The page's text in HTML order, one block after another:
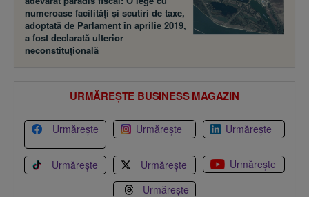
numeroase facilităţi şi scutiri de taxe,
adoptată de Parlament în aprilie 2019,
a fost declarată ulterior
neconstituţională
URMĂREȘTE BUSINESS MAGAZIN
Urmărește Urmărește Urmărește
Urmărește Urmărește
Urmărește
Urmărește